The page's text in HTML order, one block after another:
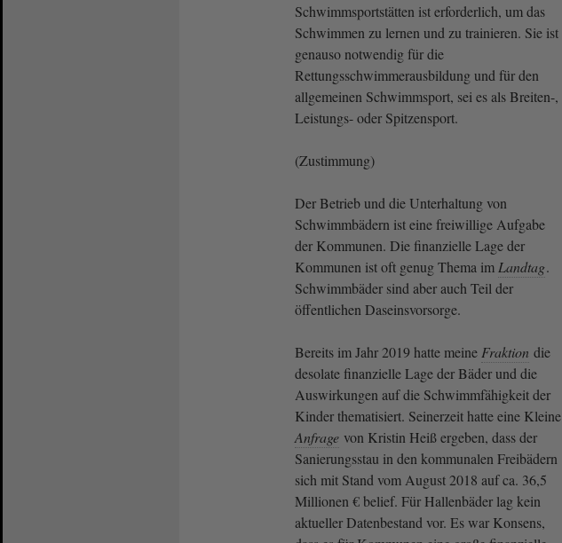
Schwimmsportstätten ist erforderlich, um das
Schwimmen zu lernen und zu trainieren. Sie ist
genauso notwendig für die
Rettungsschwimmerausbildung und für den
allgemeinen Schwimmsport, sei es als Breiten-,
Leistungs- oder Spitzensport.
(Zustimmung)
Der Betrieb und die Unterhaltung von
Schwimmbädern ist eine freiwillige Aufgabe
der Kommunen. Die finanzielle Lage der
Kommunen ist oft genug Thema im Landtag.
Schwimmbäder sind aber auch Teil der
öffentlichen Daseinsvorsorge.
Bereits im Jahr 2019 hatte meine Fraktion die
desolate finanzielle Lage der Bäder und die
Auswirkungen auf die Schwimmfähigkeit der
Kinder thematisiert. Seinerzeit hatte eine Kleine
Anfrage von Kristin Heiß ergeben, dass der
Sanierungsstau in den kommunalen Freibädern
sich mit Stand vom August 2018 auf ca. 36,5
Millionen € belief. Für Hallenbäder lag kein
aktueller Datenbestand vor. Es war Konsens,